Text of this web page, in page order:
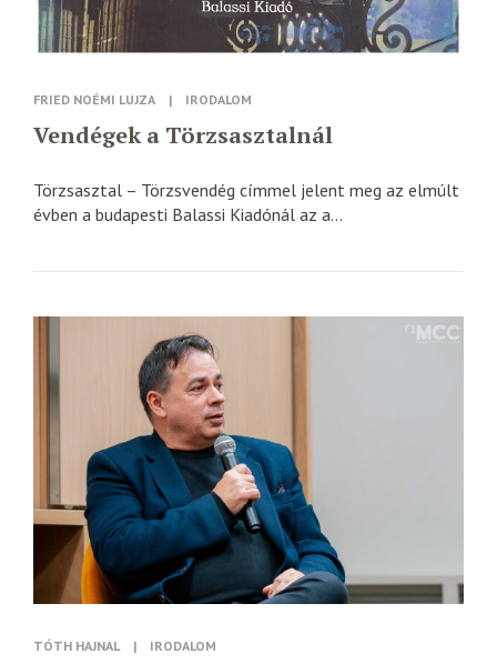
FRIED NOÉMI LUJZA | IRODALOM
Vendégek a Törzsasztalnál
Törzsasztal – Törzsvendég címmel jelent meg az elmúlt
évben a budapesti Balassi Kiadónál az a...
TÓTH HAJNAL | IRODALOM